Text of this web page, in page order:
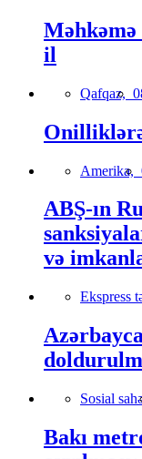
Məhkəmə
il
Qafqaz,
Amerika,
ABŞ-ın
və
Ekspress
Sosial
Bakı